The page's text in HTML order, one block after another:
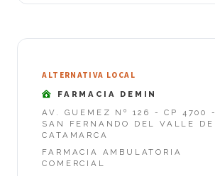
ALTERNATIVA LOCAL
FARMACIA DEMIN
AV. GUEMEZ Nº 126 - CP 4700 -
SAN FERNANDO DEL VALLE DE
CATAMARCA
FARMACIA AMBULATORIA
COMERCIAL